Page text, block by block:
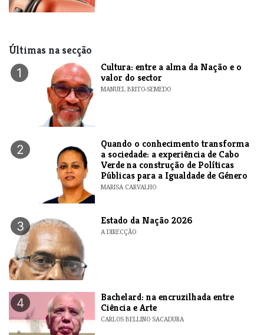
Últimas na secção
1
Cultura: entre a alma da Nação e o
valor do sector
MANUEL BRITO-SEMEDO
2
Quando o conhecimento transforma
a sociedade: a experiência de Cabo
Verde na construção de Políticas
Públicas para a Igualdade de Género
MARISA CARVALHO
3 Estado da Nação 2026
A DIRECÇÃO
4
Bachelard: na encruzilhada entre
Ciência e Arte
CARLOS BELLINO SACADURA